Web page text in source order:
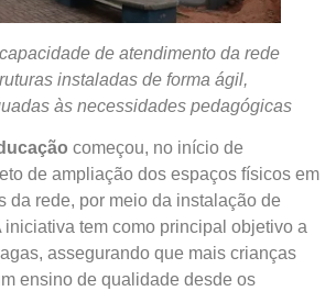
de atendimento da rede
instaladas de forma ágil,
às necessidades pedagógicas
começou, no início de
de ampliação dos espaços físicos em
da rede, por meio da instalação de
iniciativa tem como principal objetivo a
assegurando que mais crianças
ensino de qualidade desde os